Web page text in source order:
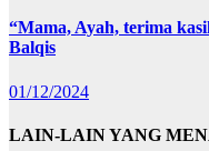
“Mama, Ayah, terima
Balqis
01/12/2024
LAIN-LAIN YANG